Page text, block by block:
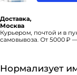
Доставка,
Москва
Курьером, почтой и в
самовывоза. От 5000 ₽
Нормализует